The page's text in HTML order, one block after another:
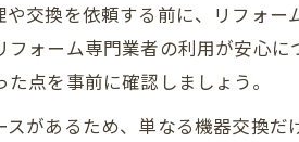
もり比較で分かるリフォーム費用
ォーム見積もりで後悔しない比較
選びで重要なリフォーム費用項目
交換を依頼する前に、リフォ
ォーム専門業者の利用が安心
点を事前に確認しましょう。
があるため、単なる機器交換